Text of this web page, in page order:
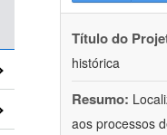
Título do
histórica
Resumo:
aos processos